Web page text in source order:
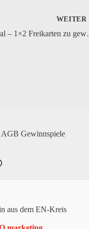
WEITER
Aladin –
AGB Gewinnspiele
aus dem EN-Kreis